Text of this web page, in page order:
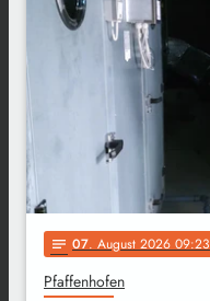
notes 07. August 2026 09:23
Pfaffenhofen